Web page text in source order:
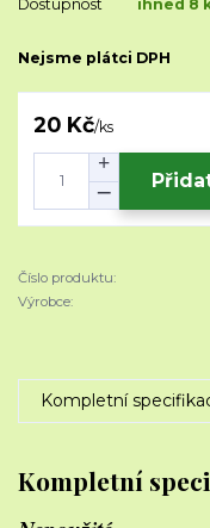
Dostupnost ihned 8
Nejsme plátci DPH
20 Kč/ks
Číslo produktu:
Výrobce:
Kompletní
Kompletní